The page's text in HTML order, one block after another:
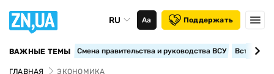
RU Аа Поддержать
ВАЖНЫЕ ТЕМЫ Смена правительства и руководства ВСУ
ГЛАВНАЯ ЭКОНОМИКА